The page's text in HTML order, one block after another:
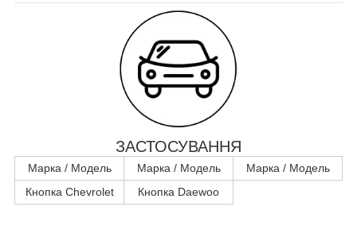
ЗАСТОСУВАННЯ
Марка / Модель Марка / Модель
Марка / Модель
Кнопка Chevrolet
Кнопка Daewoo